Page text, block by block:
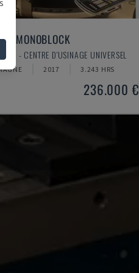
MONOBLOCK
- CENTRE D'USINAGE UNIVERSEL
2017 3.243 HRS
236.000 €